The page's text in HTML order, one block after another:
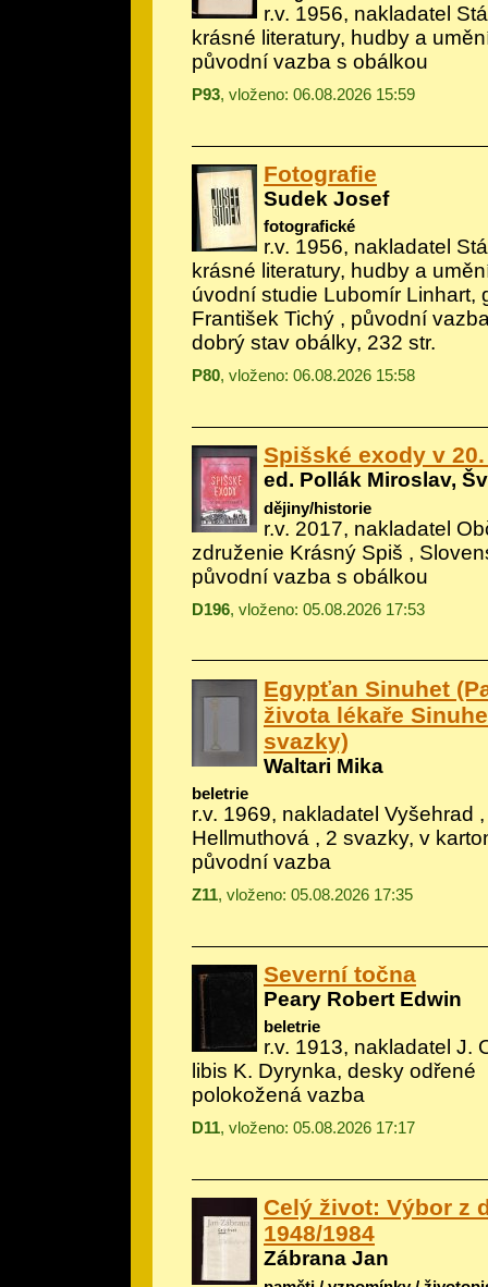
r.v. 1956, nakladatel
krásné literatury, hudby a
původní vazba s obálkou
P93, vloženo: 06.08.2026 15:59
Fotografie
Sudek Josef
fotografické
r.v. 1956, nakladatel
krásné literatury, hudby a
úvodní studie Lubomír Linhart,
František Tichý , původní
dobrý stav obálky, 232 str.
P80, vloženo: 06.08.2026 15:58
Spišské exody v
ed. Pollák Miroslav,
dějiny/historie
r.v. 2017, nakladatel
združenie Krásný Spiš ,
původní vazba s obálkou
D196, vloženo: 05.08.2026 17:53
Egypťan Sinuhet
života lékaře
svazky)
Waltari Mika
beletrie
r.v. 1969, nakladatel Vyšehrad
Hellmuthová , 2 svazky, v
původní vazba
Z11, vloženo: 05.08.2026 17:35
Severní točna
Peary Robert Edwin
beletrie
r.v. 1913, nakladatel J.
libis K. Dyrynka, desky odřené
polokožená vazba
D11, vloženo: 05.08.2026 17:17
Celý život: Výbor z
1948/1984
Zábrana Jan